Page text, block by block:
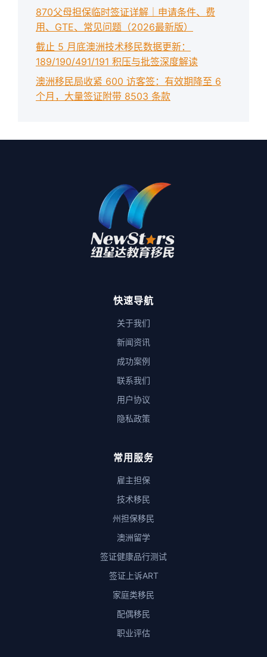
870父母担保临时签证详解｜申请条件、费
用、GTE、常见问题（2026最新版）
截止 5 月底澳洲技术移民数据更新：
189/190/491/191 积压与批签深度解读
澳洲移民局收紧 600 访客签：有效期降至 6
个月，大量签证附带 8503 条款
快速导航
关于我们
新闻资讯
成功案例
联系我们
用户协议
隐私政策
常用服务
雇主担保
技术移民
州担保移民
澳洲留学
签证健康品行测试
签证上诉ART
家庭类移民
配偶移民
职业评估